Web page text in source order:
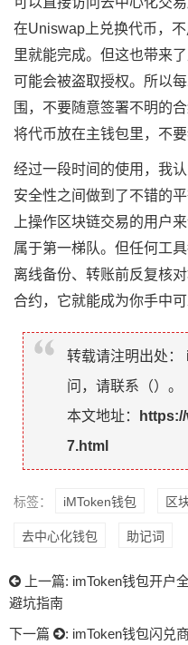
在Uniswap上兑换代币，
里就能完成。但这也带来
可能会被盗取授权。所以
围，不要随意签署不明的
将代币放在主钱包里，不
经过一段时间的使用，我
安全性之间做到了不错的
上操作区块链交易的用户
属于第一梯队。但任何工
离线备份、转账前反复核
合约，它就能成为你手中
转载请注明出处：
问，请联系（）。
本文地址：
7.html
标签： iMToken钱包 区
去中心化钱包 助记词
上一篇: imToken钱包开户
避坑指南
下一篇
: imToken钱包闪兑